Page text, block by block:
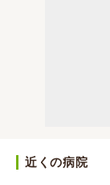
近くの病院